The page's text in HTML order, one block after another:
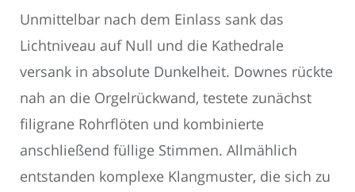
Unmittelbar nach dem Einlass sank das
Lichtniveau auf Null und die Kathedrale
versank in absolute Dunkelheit. Downes rückte
nah an die Orgelrückwand, testete zunächst
filigrane Rohrflöten und kombinierte
anschließend füllige Stimmen. Allmählich
entstanden komplexe Klangmuster, die sich zu